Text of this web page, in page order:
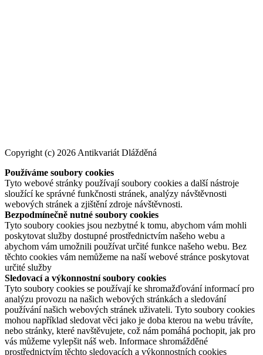
Copyright (c) 2026 Antikvariát Dlážděná
Používáme soubory cookies
Tyto webové stránky používají soubory cookies a další nástroje
sloužící ke správné funkčnosti stránek, analýzy návštěvnosti
webových stránek a zjištění zdroje návštěvnosti.
Bezpodmínečně nutné soubory cookies
Tyto soubory cookies jsou nezbytné k tomu, abychom vám mohli
poskytovat služby dostupné prostřednictvím našeho webu a
abychom vám umožnili používat určité funkce našeho webu. Bez
těchto cookies vám nemůžeme na naší webové stránce poskytovat
určité služby
Sledovací a výkonnostní soubory cookies
Tyto soubory cookies se používají ke shromažďování informací pro
analýzu provozu na našich webových stránkách a sledování
používání našich webových stránek uživateli. Tyto soubory cookies
mohou například sledovat věci jako je doba kterou na webu trávíte,
nebo stránky, které navštěvujete, což nám pomáhá pochopit, jak pro
vás můžeme vylepšit náš web. Informace shromážděné
prostřednictvím těchto sledovacích a výkonnostních cookies